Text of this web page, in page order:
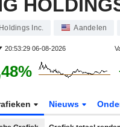
Inc. Aandelen
20:53:29 06-08-2026
Nieuws